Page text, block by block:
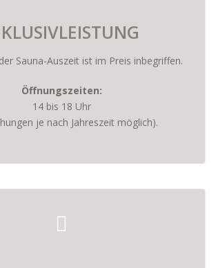
Sauna-Auszeit ist im Preis inbegriffen.
Öffnungszeiten:
14 bis 18 Uhr
je nach Jahreszeit möglich).